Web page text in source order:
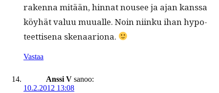
raken­na mitään, hin­nat nousee ja ajan kanssa
köy­hät val­uu muualle. Noin niinku ihan hypo­
teet­tise­na skenaariona.
Vastaa
Anssi V sanoo:
10.2.2012 13:08